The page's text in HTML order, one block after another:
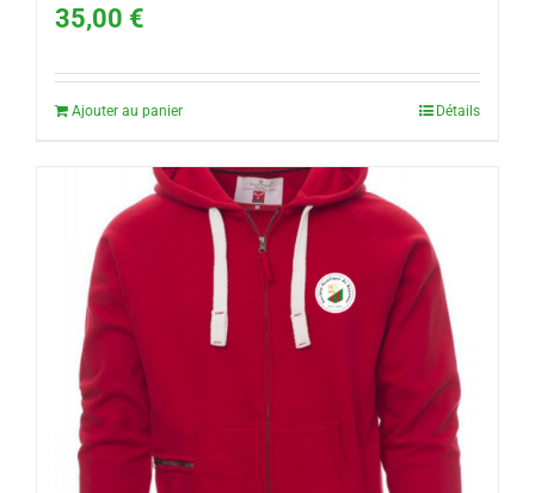
35,00 €
Ajouter au panier Détails